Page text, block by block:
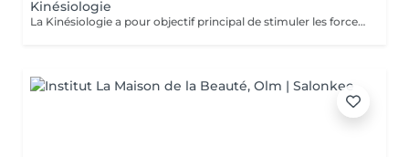
Kinésiologie
La Kinésiologie a pour objectif principal de stimuler les forces d'auto-guérison de l'homme, et également augmenter son bien-être en équilibrant les énergies. Elle permet aussi au corps de mieux s'exprimer, et à nous de mieux le comprendre. Il est de plus en plus évident que notre santé et nos émotions sont intimement liées. En équilibrant le corps ou les émotions, on permet de rétablir un équilibre global chez la personne de stimuler ses forces d'auto-guérison et surtout de lui donner les moyens de grandir et de s'épanouir. Tout a été étudié afin que vous puissiez passer un réel moment de détente et d'oubli du temps !!! Avertissement : Nos soins sont dédiés au bien-être et à la relaxation. Ils ne remplacent pas un suivi médical et ne relèvent pas de la kinésithérapie.